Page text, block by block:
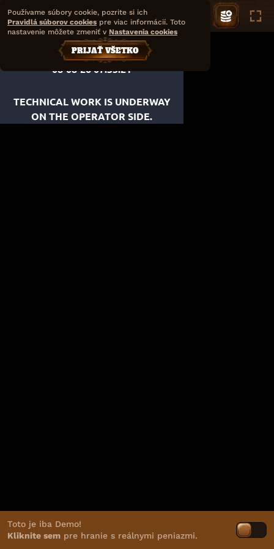
Toto je iba Demo!
Kliknite sem pre hranie s reálnymi peniazmi.
Používame súbory cookie, pozrite si ich
Pravidlá súborov cookies pre viac informácií. Toto
nastavenie môžete zmeniť v Nastavenia cookies
PRIJAŤ VŠETKO